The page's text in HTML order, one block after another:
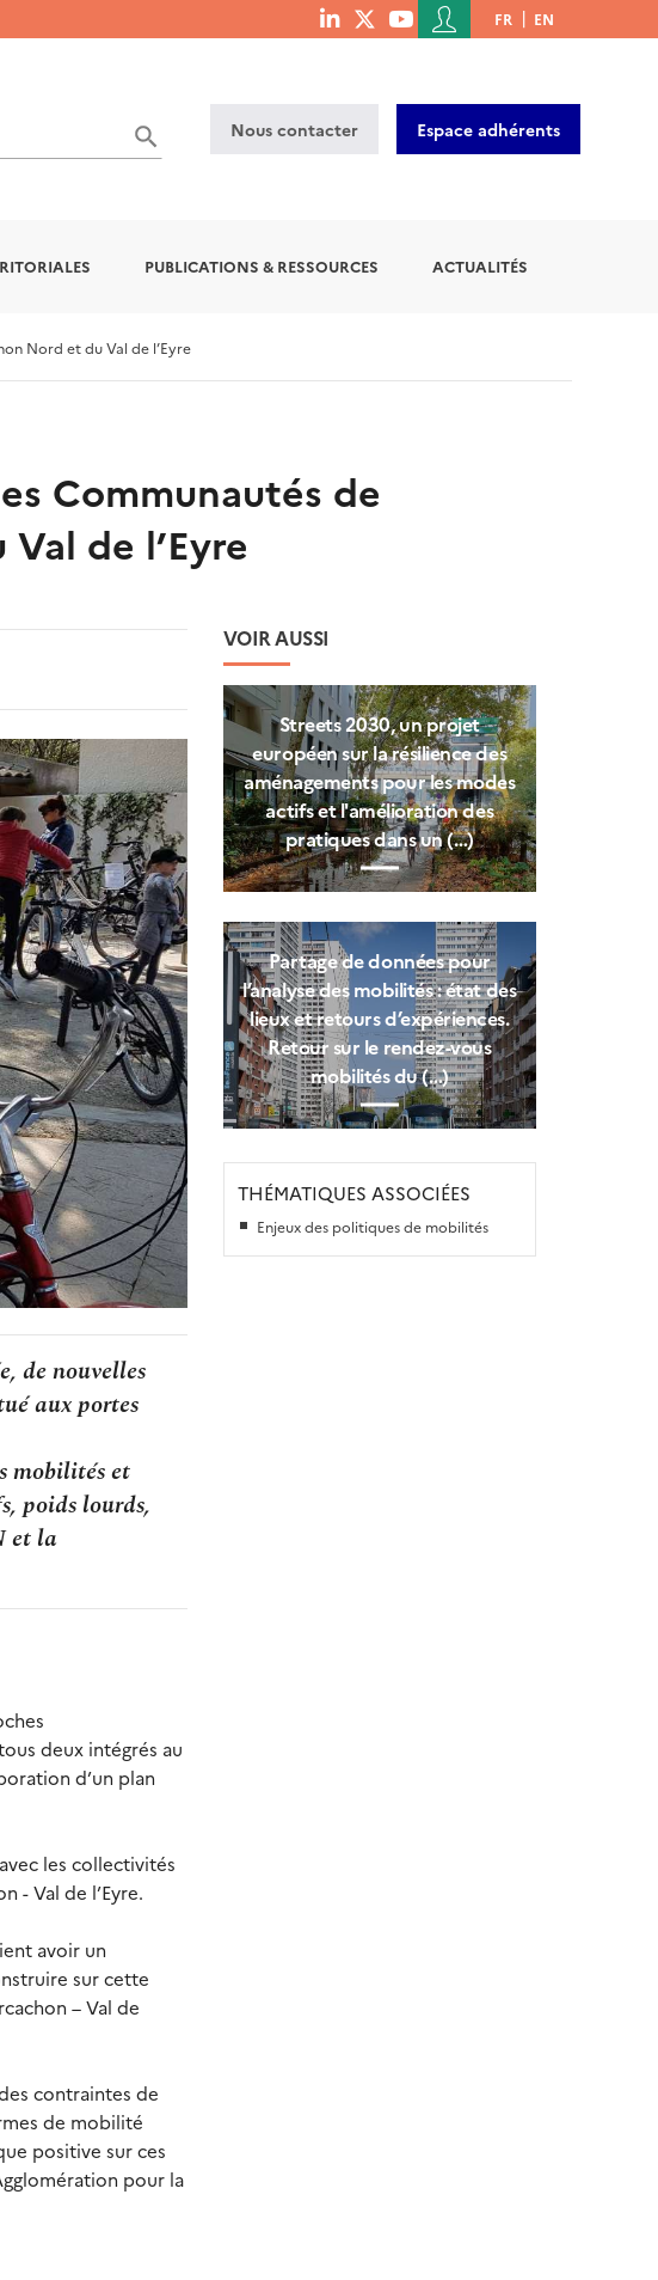
menu
Menu
du
de
l'utilisateur
FR EN
Nous contacter Espace adhérents
PUBLICATIONS & RESSOURCES ACTUALITÉS
Nord et du Val de l’Eyre
Communautés de
de l’Eyre
de nouvelles
aux portes
mobilités et
poids lourds,
et la
deux intégrés au
d’un plan
les collectivités
- Val de l’Eyre.
avoir un
sur cette
– Val de
contraintes de
de mobilité
positive sur ces
pour la
VOIR AUSSI
Streets 2030, un projet
européen sur la résilience des
aménagements pour les modes
actifs et l'amélioration des
pratiques dans un (…)
Partage de données pour
l’analyse des mobilités : état des
lieux et retours d’expériences.
Retour sur le rendez-vous
mobilités du (…)
THÉMATIQUES ASSOCIÉES
Enjeux des politiques de mobilités